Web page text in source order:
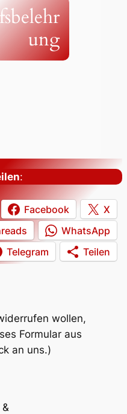
ung
:
Facebook
X
WhatsApp
Telegram
Teilen
wollen,
Formular aus
an uns.)